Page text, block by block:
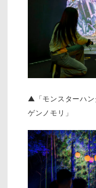
▲「モンスターハン
ゲンノモリ」